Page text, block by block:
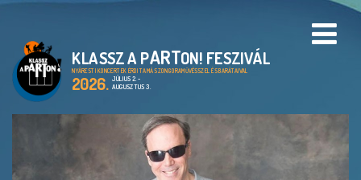
KLASSZ A PARTON! FESZIVÁL
NYÁRESTI KONCERTEK ÉRDI TAMÁS ZONGORAMŰVÉSSZEL ÉS BARÁTAIVAL
2026. JÚLIUS 2. -
AUGUSZTUS 3.
PROGRAMOK
A KLASSZ A PARTON!
FESZTIVÁL